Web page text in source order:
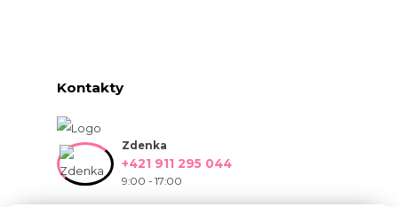
Kontakty
Zdenka
+421 911 295 044
9:00 - 17:00